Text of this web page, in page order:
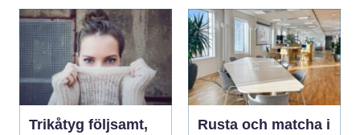
Trikåtyg följsamt,
Rusta och matcha i